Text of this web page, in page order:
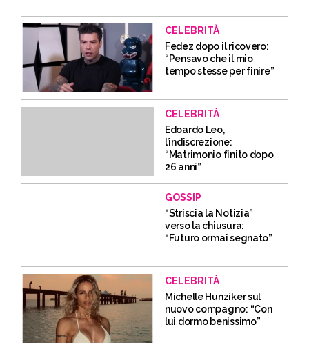
CELEBRITÀ
Fedez dopo il ricovero:
“Pensavo che il mio
tempo stesse per finire”
CELEBRITÀ
Edoardo Leo,
l’indiscrezione:
“Matrimonio finito dopo
26 anni”
GOSSIP
“Striscia la Notizia”
verso la chiusura:
“Futuro ormai segnato”
CELEBRITÀ
Michelle Hunziker sul
nuovo compagno: “Con
lui dormo benissimo”